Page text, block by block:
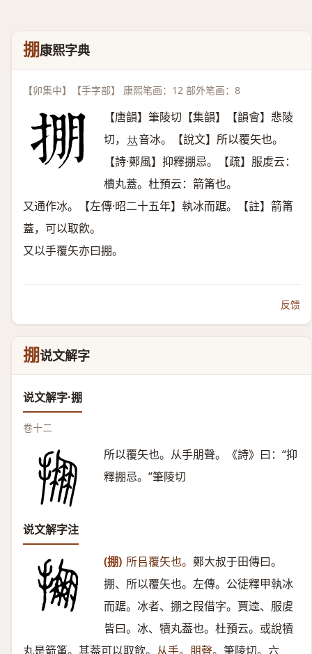
掤康熙字典
【卯集中】【手字部】 康熙笔画：12 部外笔画：8
【唐韻】筆陵切【集韻】【韻會】悲陵
切， 𠀤音冰。【說文】所以覆矢也。
【詩·鄭風】抑釋掤忌。【疏】服䖍云：
櫝丸蓋。杜預云：箭筩也。
又通作冰。【左傳·昭二十五年】執冰而踞。【註】箭筩
蓋，可以取飮。
又以手覆矢亦曰掤。
反馈
掤说文解字
说文解字·掤
卷十二
所以覆矢也。从手朋聲。《詩》曰：“抑
釋掤忌。”筆陵切
说文解字注
(掤) 所㠯覆矢也。 鄭大叔于田傳曰。
掤、所以覆矢也。左傳。公徒釋甲執冰
而踞。冰者、掤之叚借字。賈逵、服䖍
皆曰。冰、犢丸葢也。杜預云。或說犢
丸是箭筩。其葢可以取飲。 从手。朋聲。 筆陵切。六